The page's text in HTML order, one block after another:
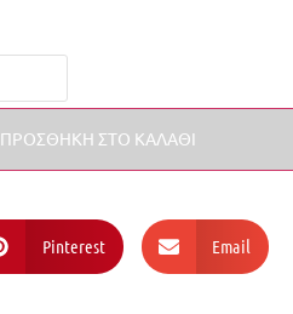
ΠΡΟΣΘΉΚΗ ΣΤΟ ΚΑΛΆΘΙ
Pinterest Email